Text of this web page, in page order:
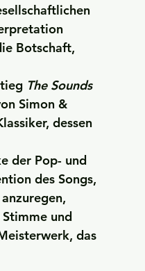
Botschaft,
The Sounds
Simon &
dessen
der Pop- und
des Songs,
und
das